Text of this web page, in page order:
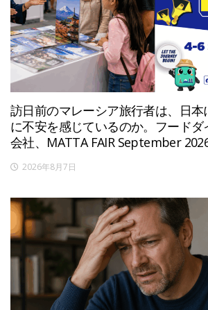
訪日前のマレーシア旅行者は、日
に不安を感じているのか。フード
会社、MATTA FAIR September
2026年8月7日